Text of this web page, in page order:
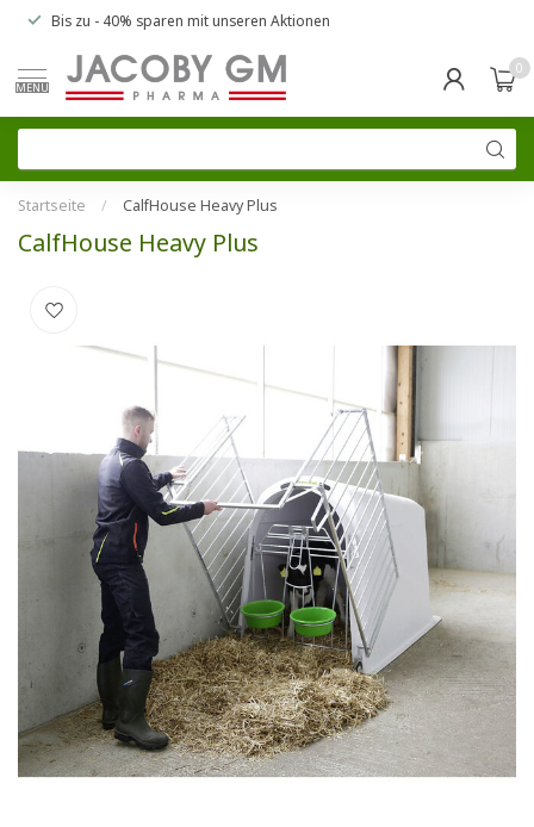
Bis zu - 40% sparen mit unseren Aktionen
MENU
0
Startseite / CalfHouse Heavy Plus
CalfHouse Heavy Plus